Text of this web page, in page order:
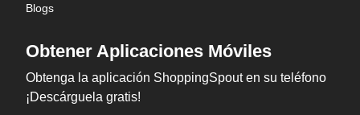
Blogs
Obtener Aplicaciones Móviles
Obtenga la aplicación ShoppingSpout en su teléfono
¡Descárguela gratis!